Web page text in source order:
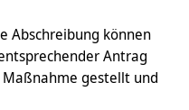
Abschreibung können
Antrag
gestellt und